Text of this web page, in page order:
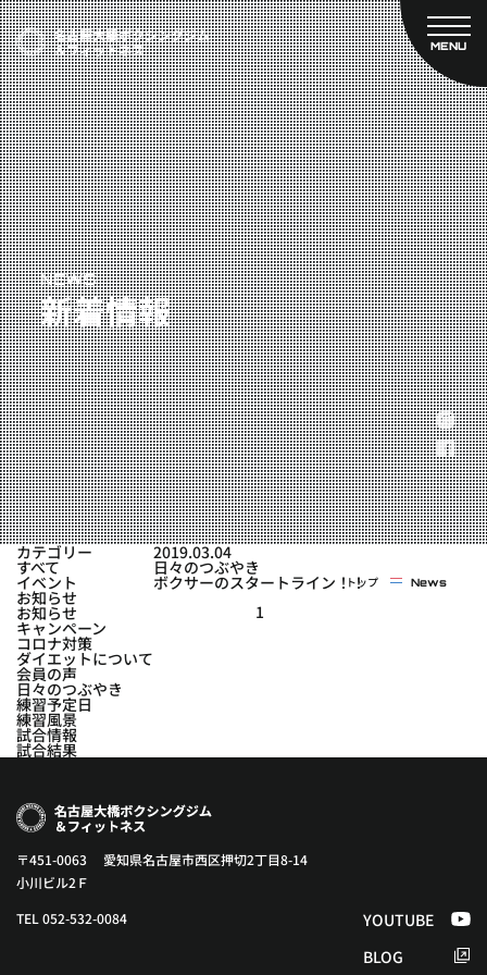
MENU
CLOSE
TOP
新着情報
ご予約
プライベートコース予約
レンタルスタジオ予約
名古屋大橋ボクシングジムについて
大橋弘政プロフィール
スタッフ紹介
料金案内
設備紹介
アクセス
営業時間
トレーナー募集
スポンサー募集
大会チケット購入
キャンペーン
実戦コース
料金システム
選手紹介
よくある質問
フィットネスコース
料金システム
ビフォーアフター
YOUTUBE BLOG
NEWS
新着情報
トップ News
カテゴリー
すべて
イベント
お知らせ
お知らせ
キャンペーン
コロナ対策
ダイエットについて
会員の声
日々のつぶやき
練習予定日
練習風景
試合情報
試合結果
2019.03.04
日々のつぶやき
ボクサーのスタートライン！！
1
〒451-0063 愛知県名古屋市西区押切2丁目8-14
小川ビル2Ｆ
TEL 052-532-0084
YOUTUBE
BLOG